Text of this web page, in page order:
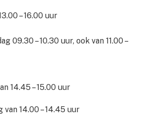
– 16.00 uur
09.30 – 10.30 uur, ook van 11.00 –
14.45 – 15.00 uur
14.00 – 14.45 uur